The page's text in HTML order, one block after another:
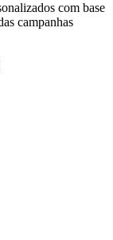
com base
campanhas